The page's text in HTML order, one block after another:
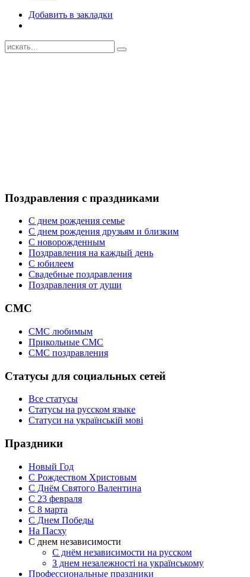
Добавить в закладки
Поздравления с праздниками
С днем рождения семье
С днем рождения друзьям и близким
C новорожденным
Поздравления на каждый день
С юбилеем
Свадебные поздравления
Поздравления от души
СМС
СМС любимым
Прикольные СМС
СМС поздравления
Статусы для социальных сетей
Все статусы
Статусы на русском языке
Статуси на українській мові
Праздники
Новый Год
С Рождеством Христовым
С Днём Святого Валентина
С 23 февраля
C 8 марта
С Днем Победы
На Пасху
С днем независимости
С днём независимости на русском
З днем незалежності на українському
Профессиональные праздники